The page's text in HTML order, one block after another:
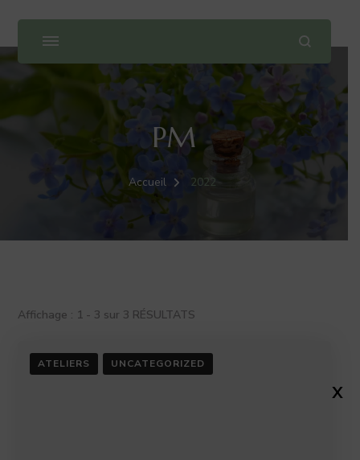
PM
Accueil 2022
Affichage : 1 - 3 sur 3 RÉSULTATS
ATELIERS UNCATEGORIZED
X